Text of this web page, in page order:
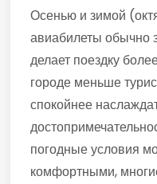
Осенью и зимой
авиабилеты обычно
делает поездку
городе меньше
спокойнее
погодные условия
комфортными,